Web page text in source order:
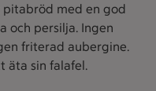
med en god
och persilja. Ingen
friterad aubergine.
äta sin falafel.